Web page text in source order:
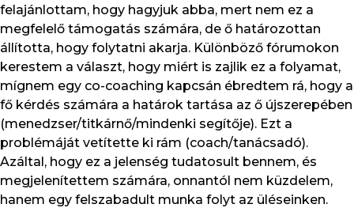
felajánlottam, hogy hagyjuk abba, mert nem ez a
megfelelő támogatás számára, de ő határozottan
állította, hogy folytatni akarja. Különböző fórumokon
kerestem a választ, hogy miért is zajlik ez a folyamat,
mígnem egy co-coaching kapcsán ébredtem rá, hogy a
fő kérdés számára a határok tartása az ő újszerepében
(menedzser/titkárnő/mindenki segítője). Ezt a
problémáját vetítette ki rám (coach/tanácsadó).
Azáltal, hogy ez a jelenség tudatosult bennem, és
megjelenítettem számára, onnantól nem küzdelem,
hanem egy felszabadult munka folyt az üléseinken.